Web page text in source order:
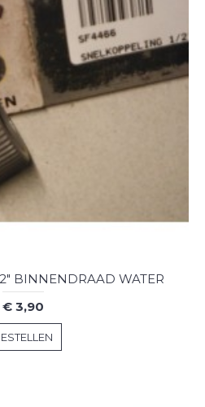
BINNENDRAAD WATER
€ 3,90